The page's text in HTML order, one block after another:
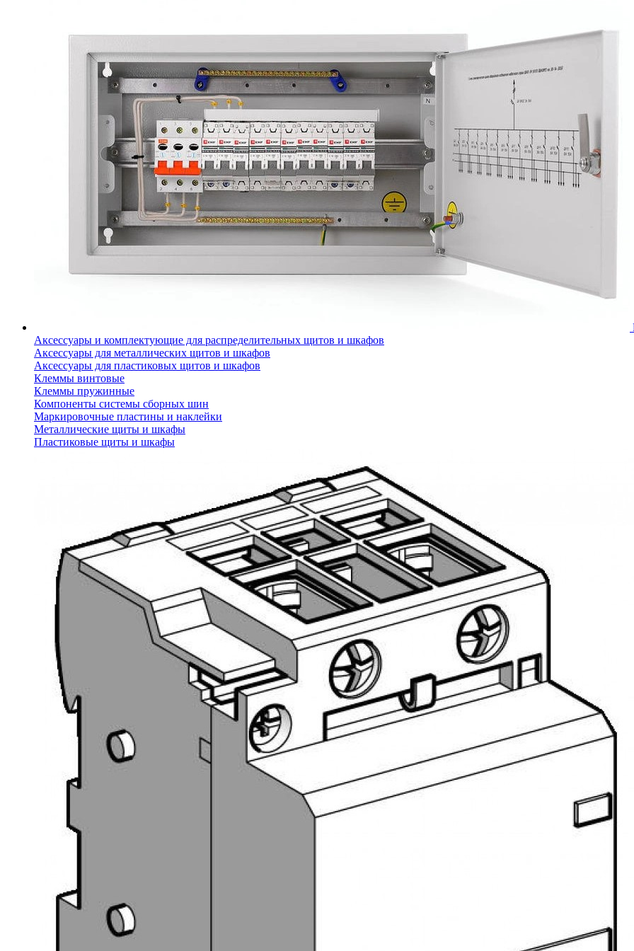
Аксессуары и комплектующие для распределительных щитов и шкафов
Аксессуары для металлических щитов и шкафов
Аксессуары для пластиковых щитов и шкафов
Клеммы винтовые
Клеммы пружинные
Компоненты системы сборных шин
Маркировочные пластины и наклейки
Металлические щиты и шкафы
Пластиковые щиты и шкафы